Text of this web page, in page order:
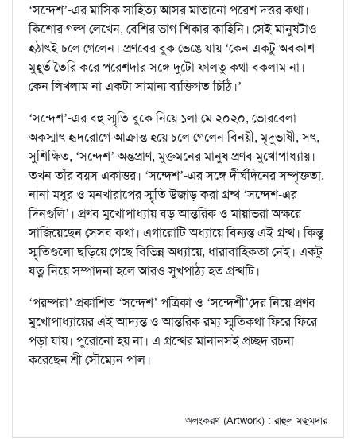
‘সন্দেশ’-এর মাসিক সাহিত্য আসর মাতানো পরেশ দত্তর কথা।
কিশোর গল্প লেখেন, বেশির ভাগ শিকার কাহিনি। সেই মানুষটাও
হঠাৎই চলে গেলেন। প্রণবের বুক ভেঙে যায় ‘কেন একটু অবকাশ
মুহূর্ত তৈরি করে পরেশদার সঙ্গে দুটো ফালতু কথা বকলাম না।
কেন লিখলাম না একটা সামান্য ব্যক্তিগত চিঠি।’
‘সন্দেশ’-এর বহু স্মৃতি বুকে নিয়ে ১লা মে ২০২০, ভোরবেলা
অকস্মাৎ হৃদরোগে আক্রান্ত হয়ে চলে গেলেন বিনয়ী, মৃদুভাষী, সৎ,
সুশিক্ষিত, ‘সন্দেশ’ অন্তপ্রাণ, মুক্তমনের মানুষ প্রণব মুখোপাধ্যায়।
তখন তাঁর বয়স একাত্তর। ‘সন্দেশ’-এর সঙ্গে দীর্ঘদিনের সম্পৃক্ততা,
নানা মধুর ও মনখারাপের স্মৃতি উজাড় করা গ্রন্থ ‘সন্দেশ-এর
দিনগুলি’। প্রণব মুখোপাধ্যায় বড় আন্তরিক ও মায়াভরা অক্ষরে
সাজিয়েছেন সেসব কথা। এগারোটি অধ্যায়ে বিন্যস্ত এই গ্রন্থ। কিন্তু
স্মৃতিগুলো ছড়িয়ে গেছে বিভিন্ন অধ্যায়ে, ধারাবাহিকতা নেই। একটু
যত্ন নিয়ে সম্পাদনা হলে আরও সুখপাঠ্য হত গ্রন্থটি।
‘পরম্পরা’ প্রকাশিত ‘সন্দেশ’ পত্রিকা ও ‘সন্দেশী’দের নিয়ে প্রণব
মুখোপাধ্যায়ের এই আদ্যন্ত ও আন্তরিক রম্য স্মৃতিকথা ফিরে ফিরে
পড়া যায়। পুরোনো হয় না। এ গ্রন্থের মানানসই প্রচ্ছদ রচনা
করেছেন শ্রী সৌম্যেন পাল।
অলংকরণ (Artwork) : রাহুল মজুমদার